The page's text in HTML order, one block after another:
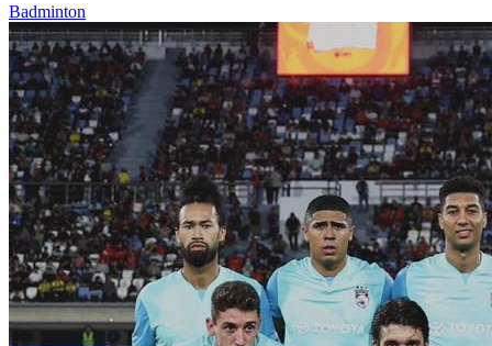
Badminton